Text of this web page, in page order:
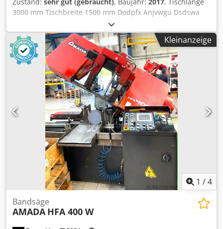
3000 mm Tischbreite 1500 mm Dodpfx Anjvwgu Dsdswa
Brennerköpfe 1 Steuerung FANUC AF3500i-C
Gesamtleistungsbedarf 3,5 kW Maschinengewicht ca. 12,5
t Raumbedarf ca. 12300 x 6000 x 2200 m Modell: Amada
LCG3015 3.5kw Laserresonator: AF3500i-C
Palettenwechsler: LST 3015 G-Serie Gesteuerte Achsen: X,
Y, Z-Achsen (drei Achsen gleichzeitig gesteuert)
Achsenverfahrweg: 3070 x 1550 x 100mm (Z-Achse) Max.
Materialdicke 20mm Baustahl 10 mm Edelstahl 8 mm
Aluminium (A5052) Max. Verarbeitungsabmessungen:
3070mm x 1550mm Maximale gleichzeitige
Vorschubgeschwindigkeit: X/Y, 170m/min Positionier-
Genauigkeit: +/- 0,01mm Maximale Materialmasse: 920 kg
Nennleistung: 3500W Höhe der Bearbeitungsfläche: 840
mm Breite der Maschine 2840mm Höhe der Maschine
2166 mm Gewicht der Maschine 8.200 kg
Kleinanzeige
1 /4
Bandsäge
AMADA HFA 400 W